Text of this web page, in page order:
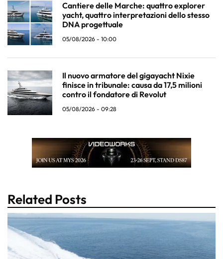
Cantiere delle Marche: quattro explorer
yacht, quattro interpretazioni dello stesso
DNA progettuale
05/08/2026 - 10:00
Il nuovo armatore del gigayacht Nixie
finisce in tribunale: causa da 17,5 milioni
contro il fondatore di Revolut
05/08/2026 - 09:28
Related Posts